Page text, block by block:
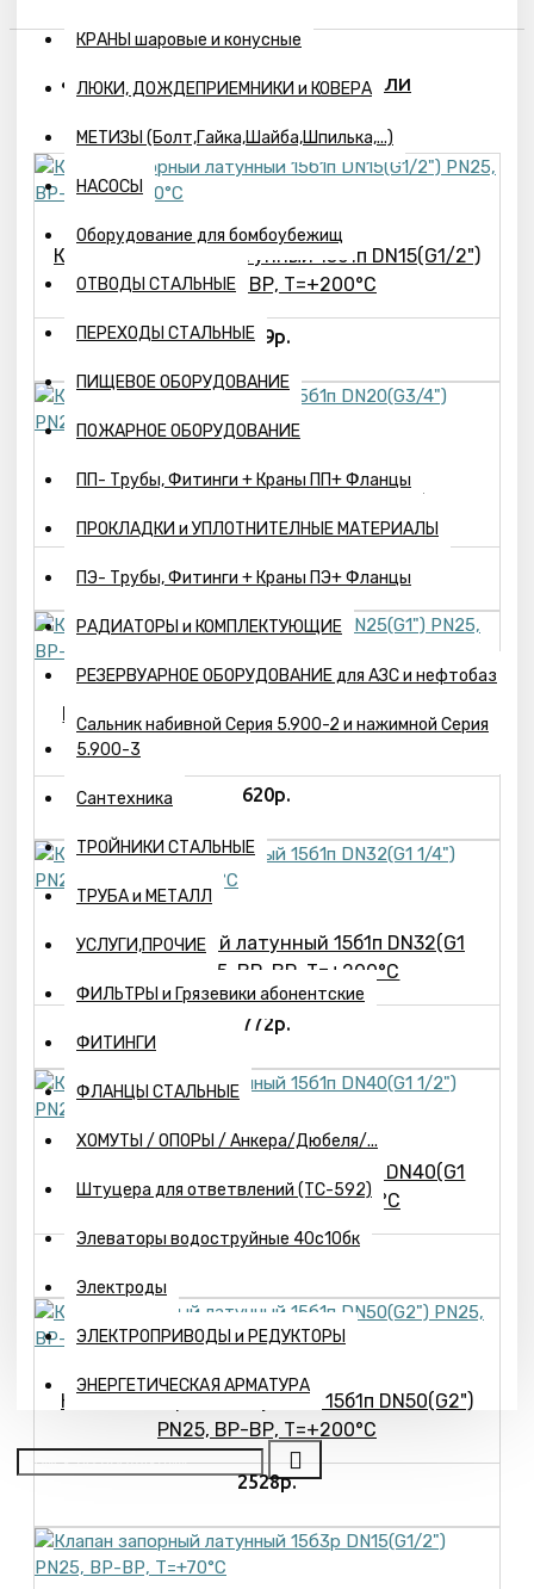
КРАНЫ шаровые и конусные
ЛЮКИ, ДОЖДЕПРИЕМНИКИ и КОВЕРА
МЕТИЗЫ (Болт,Гайка,Шайба,Шпилька,...)
НАСОСЫ
Оборудование для бомбоубежищ
ОТВОДЫ СТАЛЬНЫЕ
ПЕРЕХОДЫ СТАЛЬНЫЕ
ПИЩЕВОЕ ОБОРУДОВАНИЕ
ПОЖАРНОЕ ОБОРУДОВАНИЕ
ПП- Трубы, Фитинги + Краны ПП+ Фланцы
ПРОКЛАДКИ и УПЛОТНИТЕЛНЫЕ МАТЕРИАЛЫ
ПЭ- Трубы, Фитинги + Краны ПЭ+ Фланцы
РАДИАТОРЫ и КОМПЛЕКТУЮЩИЕ
РЕЗЕРВУАРНОЕ ОБОРУДОВАНИЕ для АЗС и нефтобаз
Сальник набивной Серия 5.900-2 и нажимной Серия
5.900-3
Сантехника
ТРОЙНИКИ СТАЛЬНЫЕ
ТРУБА и МЕТАЛЛ
УСЛУГИ,ПРОЧИЕ
ФИЛЬТРЫ и Грязевики абонентские
ФИТИНГИ
ФЛАНЦЫ СТАЛЬНЫЕ
ХОМУТЫ / ОПОРЫ / Анкера/Дюбеля/...
Штуцера для ответвлений (ТС-592)
Элеваторы водоструйные 40с10бк
Электроды
ЭЛЕКТРОПРИВОДЫ и РЕДУКТОРЫ
ЭНЕРГЕТИЧЕСКАЯ АРМАТУРА
ПОХОЖИЕ ТОВАРЫ ВЫ СМОТРЕЛИ
Клапан запорный латунный 15б1п DN15(G1/2")
PN25, ВР-ВР, Т=+200°С
359р.
Клапан запорный латунный 15б1п
379р.
Клапан запорный латунный 15б1п DN25(G1")
620р.
Клапан запорный латунный 15б1п DN32(G1
1/4") PN25, ВР-ВР, Т=+200°С
772р.
Клапан запорный латунный 15б1п DN40(G1
1/2") PN25, ВР-ВР, Т=+200°С
886р.
Клапан запорный латунный 15б1п DN50(G2")
PN25, ВР-ВР, Т=+200°С
2528р.